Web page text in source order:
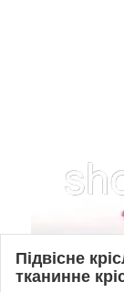
Підвісне
тканинне